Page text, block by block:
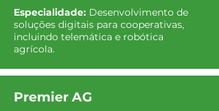
negócios
• Prioridades para se
posicionar para o futuro
Especialidade: Desenvolvimento de
soluções digitais para cooperativas,
incluindo telemática e robótica
agrícola.
Premier AG